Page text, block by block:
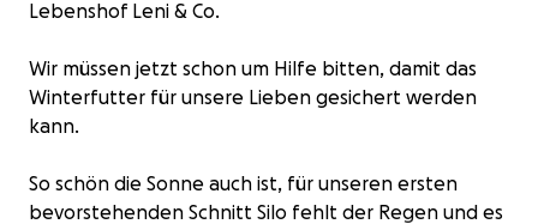
Lebenshof Leni & Co.
Wir müssen jetzt schon um Hilfe bitten, damit das
Winterfutter für unsere Lieben gesichert werden
kann.
So schön die Sonne auch ist, für unseren ersten
bevorstehenden Schnitt Silo fehlt der Regen und es